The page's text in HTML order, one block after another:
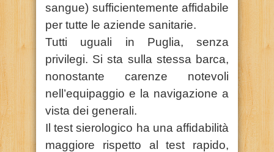
sangue) sufficientemente affidabile
per tutte le aziende sanitarie.
Tutti uguali in Puglia, senza
privilegi. Si sta sulla stessa barca,
nonostante carenze notevoli
nell’equipaggio e la navigazione a
vista dei generali.
Il test sierologico ha una affidabilità
maggiore rispetto al test rapido,